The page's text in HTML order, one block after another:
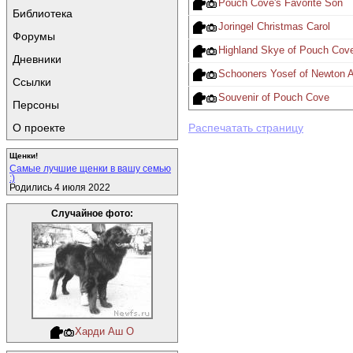
Библиотека
Форумы
Дневники
Ссылки
Персоны
О проекте
Щенки!
Самые лучшие щенки в вашу семью
:)
Родились 4 июля 2022
Случайное фото:
Харди Аш О
Pouch Cove's Favorite Son
Joringel Christmas Carol
Highland Skye of Pouch
Schooners Yosef of Newton
Souvenir of Pouch Cove
Распечатать страницу